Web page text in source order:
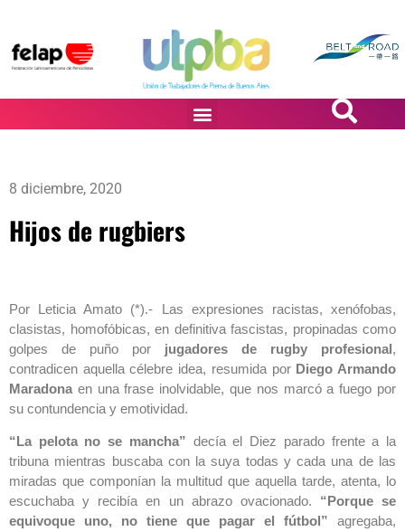
8 diciembre, 2020
Hijos de rugbiers
Por Leticia Amato (*).- Las expresiones racistas, xenófobas,
clasistas, homofóbicas, en definitiva fascistas, propinadas como
golpes de puño por jugadores de rugby profesional,
contradicen aquella célebre idea, resumida por Diego Armando
Maradona en una frase inolvidable, que nos marcó a fuego por
su contundencia y emotividad.
“La pelota no se mancha” decía el Diez parado frente a la
tribuna mientras buscaba con la suya todas y cada una de las
miradas que componían la multitud que aquella tarde, atenta, lo
escuchaba y recibía en un abrazo ovacionado. “Porque se
equivoque uno, no tiene que pagar el fútbol” agregaba,